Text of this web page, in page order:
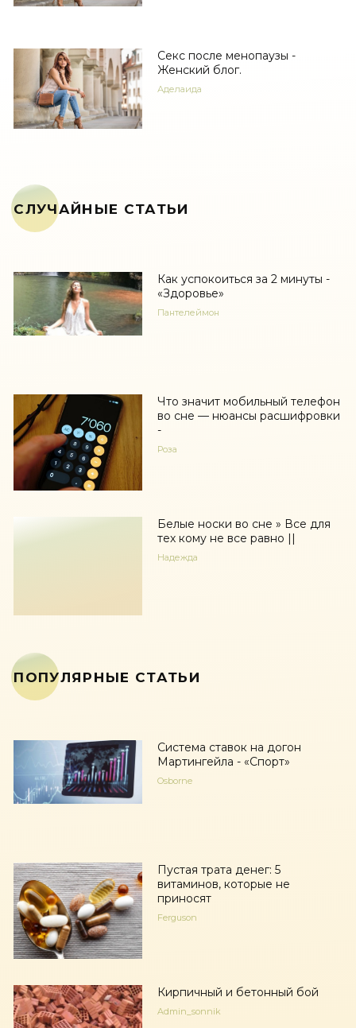
Секс после менопаузы -
Женский блог.
Аделаида
СЛУЧАЙНЫЕ СТАТЬИ
Как успокоиться за 2 минуты -
«Здоровье»
Пантелеймон
Что значит мобильный телефон
во сне — нюансы расшифровки
-
Роза
Белые носки во сне » Все для
тех кому не все равно ||
Надежда
ПОПУЛЯРНЫЕ СТАТЬИ
Система ставок на догон
Мартингейла - «Спорт»
Osborne
Пустая трата денег: 5
витаминов, которые не
приносят
Ferguson
Кирпичный и бетонный бой
Admin_sonnik